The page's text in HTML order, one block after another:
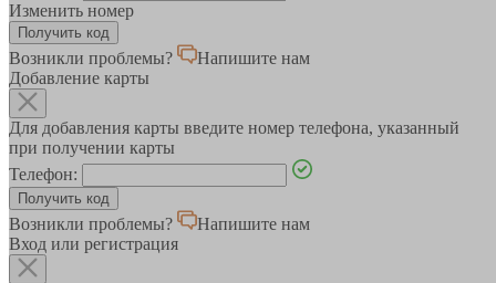
Изменить номер
Возникли проблемы?
Напишите нам
Добавление карты
Для добавления карты введите номер телефона, указанный
при получении карты
Телефон:
Возникли проблемы?
Напишите нам
Вход или регистрация